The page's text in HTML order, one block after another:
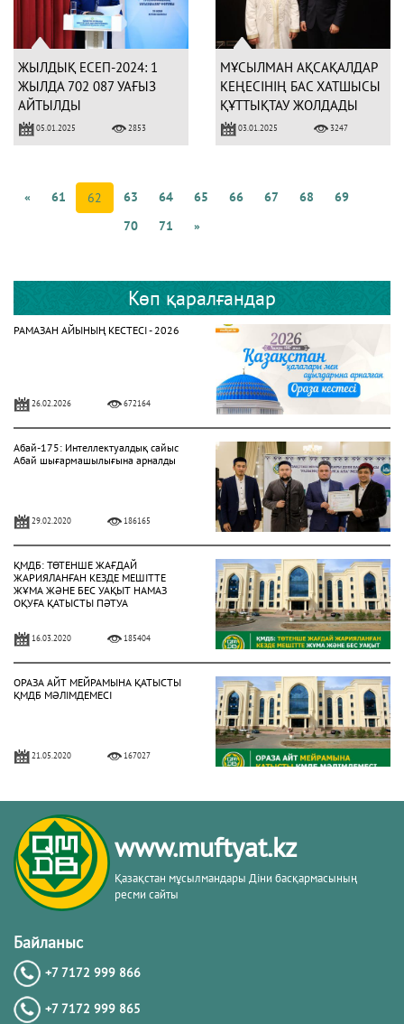
ЖЫЛДЫҚ ЕСЕП-2024: 1
ЖЫЛДА 702 087 УАҒЫЗ
АЙТЫЛДЫ
05.01.2025 2853
МҰСЫЛМАН АҚСАҚАЛДАР
КЕҢЕСІНІҢ БАС ХАТШЫСЫ
ҚҰТТЫҚТАУ ЖОЛДАДЫ
03.01.2025 3247
« 61 62 63 64 65 66 67 68
69
70
71 »
Көп қаралғандар
РАМАЗАН АЙЫНЫҢ КЕСТЕСІ - 2026
26.02.2026 672164
Абай-175: Интеллектуалдық сайыс
Абай шығармашылығына арналды
29.02.2020 186165
ҚМДБ: ТӨТЕНШЕ ЖАҒДАЙ
ЖАРИЯЛАНҒАН КЕЗДЕ МЕШІТТЕ
ЖҰМА ЖӘНЕ БЕС УАҚЫТ НАМАЗ
ОҚУҒА ҚАТЫСТЫ ПӘТУА
16.03.2020 185404
ОРАЗА АЙТ МЕЙРАМЫНА ҚАТЫСТЫ
ҚМДБ МӘЛІМДЕМЕСІ
21.05.2020 167027
БИЫЛ РАМАЗАН АЙЫ 13 СӘУІРДЕ
БАСТАЛАДЫ (ФОТО)
02.04.2021
БЕРІЛДІ (ФОТО)
02.05.2021
www.muftyat.kz
Қазақстан мұсылмандары Діни басқармасының
ресми сайты
Байланыс
+7 7172 999 866
+7 7172 999 865